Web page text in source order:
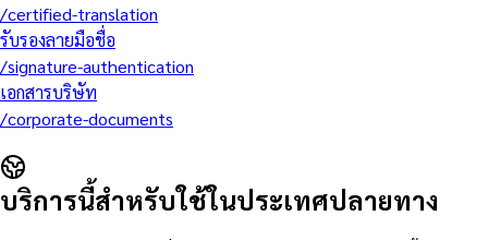
/certified-translation
รับรองลายมือชื่อ
/signature-authentication
เอกสารบริษัท
/corporate-documents
บริการนี้สำหรับใช้ในประเทศปลายทาง